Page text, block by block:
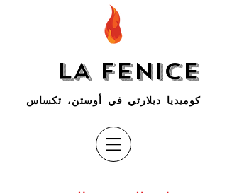
LA FENICE
كوميديا ديلارتي في أوستن، تكساس